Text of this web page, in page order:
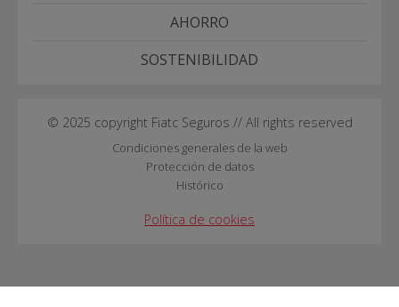
AHORRO
SOSTENIBILIDAD
© 2025 copyright Fiatc Seguros // All rights reserved
Condiciones generales de la web
Protección de datos
Histórico
Política de cookies